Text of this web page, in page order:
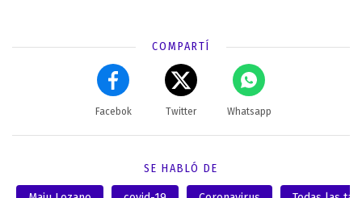
COMPARTÍ
Facebok Twitter Whatsapp
SE HABLÓ DE